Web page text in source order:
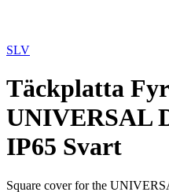
SLV
Täckplatta
UNIVERSAL
IP65 Svart
Square cover for the